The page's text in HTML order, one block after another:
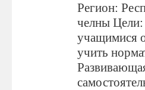
Регион:
челны
учащимися
учить